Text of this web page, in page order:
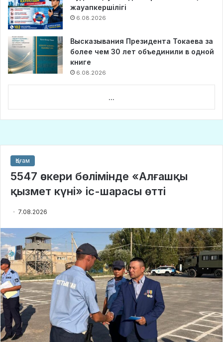
жауапкершілігі
6.08.2026
Высказывания Президента Токаева за
более чем 30 лет объединили в одной
книге
6.08.2026
...